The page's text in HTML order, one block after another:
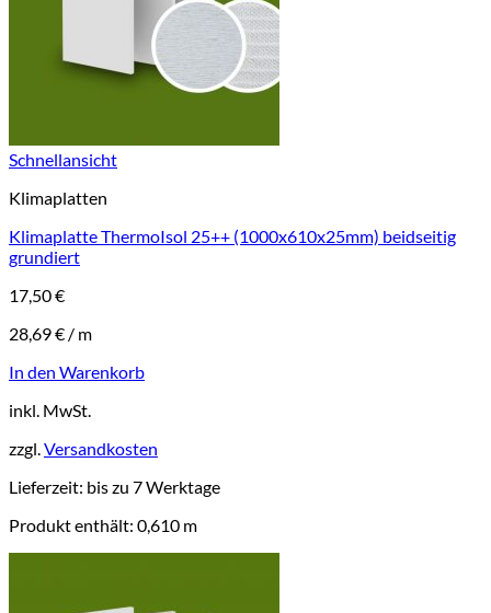
Schnellansicht
Klimaplatten
Klimaplatte ThermoIsol 25++ (1000x610x25mm) beidseitig
grundiert
17,50€
28,69€ / m
In den Warenkorb
inkl. MwSt.
zzgl.Versandkosten
Lieferzeit: bis zu 7 Werktage
Produkt enthält: 0,610 m